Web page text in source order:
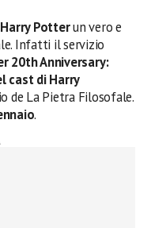
Harry Potterun vero e
Infatti il servizio
20th Anniversary:
cast di Harry
de La Pietra Filosofale.
.